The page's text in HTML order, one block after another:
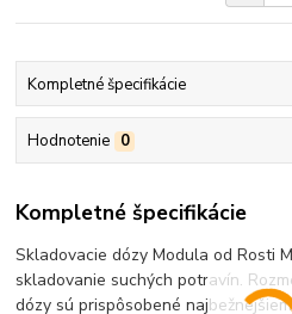
Kompletné špecifikácie
Hodnotenie 0
Kompletné špecifikácie
Skladovacie dózy Modula od Rosti
skladovanie suchých potravín.
dózy sú prispôsobené